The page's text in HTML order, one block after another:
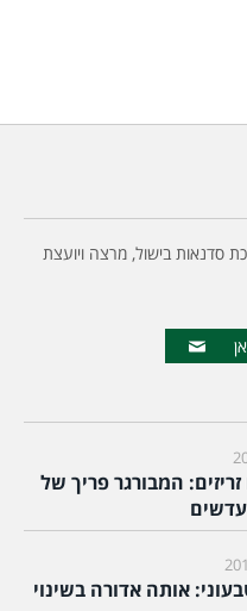
סדנאות בישול, מרצה ויועצת
המבורגר פריך של
אותה אדורה בשינוי